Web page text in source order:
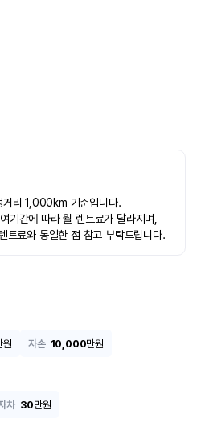
거리 1,000km 기준입니다.
기간에 따라 월 렌트료가 달라지며,
트료와 동일한 점 참고 부탁드립니다.
원 자손 10,000만원
차 30만원